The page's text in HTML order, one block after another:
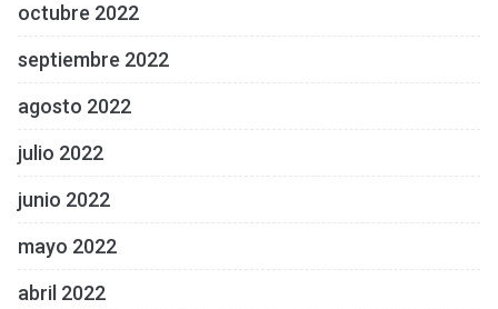
octubre 2022
septiembre 2022
agosto 2022
julio 2022
junio 2022
mayo 2022
abril 2022